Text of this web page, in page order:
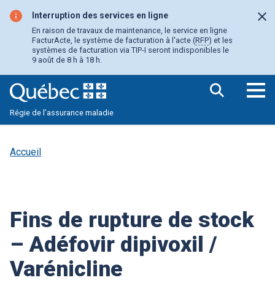
contenu
principal
Interruption des services en ligne
En raison de travaux de maintenance, le service en ligne
FacturActe, le système de facturation à l'acte (RFP) et les
systèmes de facturation via TIP-I seront indisponibles le
9 août de 8 h à 18 h.
Régie de l’assurance maladie
Accueil
Fins de rupture de stock
– Adéfovir dipivoxil /
Varénicline